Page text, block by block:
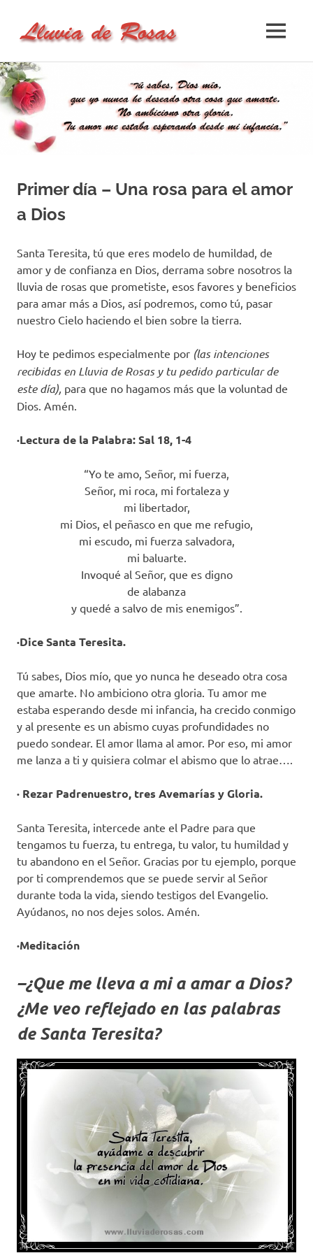
Saltar
al
contenido
de
Rosas
de
Rosas
–
Un
Sitio
de
Oración
MENÚ
Primer día – Una rosa para el amor
a Dios
Santa Teresita, tú que eres modelo de humildad, de
amor y de confianza en Dios, derrama sobre nosotros la
lluvia de rosas que prometiste, esos favores y beneficios
para amar más a Dios, así podremos, como tú, pasar
nuestro Cielo haciendo el bien sobre la tierra.
Hoy te pedimos especialmente por (las intenciones
recibidas en Lluvia de Rosas y tu pedido particular de
este día), para que no hagamos más que la voluntad de
Dios. Amén.
·Lectura de la Palabra: Sal 18, 1-4
“Yo te amo, Señor, mi fuerza,
Señor, mi roca, mi fortaleza y
mi libertador,
mi Dios, el peñasco en que me refugio,
mi escudo, mi fuerza salvadora,
mi baluarte.
Invoqué al Señor, que es digno
de alabanza
y quedé a salvo de mis enemigos”.
·Dice Santa Teresita.
Tú sabes, Dios mío, que yo nunca he deseado otra cosa
que amarte. No ambiciono otra gloria. Tu amor me
estaba esperando desde mi infancia, ha crecido conmigo
y al presente es un abismo cuyas profundidades no
puedo sondear. El amor llama al amor. Por eso, mi amor
me lanza a ti y quisiera colmar el abismo que lo atrae….
· Rezar Padrenuestro, tres Avemarías y Gloria.
Santa Teresita, intercede ante el Padre para que
tengamos tu fuerza, tu entrega, tu valor, tu humildad y
tu abandono en el Señor. Gracias por tu ejemplo, porque
por ti comprendemos que se puede servir al Señor
durante toda la vida, siendo testigos del Evangelio.
Ayúdanos, no nos dejes solos. Amén.
·Meditación
–¿Que me lleva a mi a amar a Dios?
¿Me veo reflejado en las palabras
de Santa Teresita?